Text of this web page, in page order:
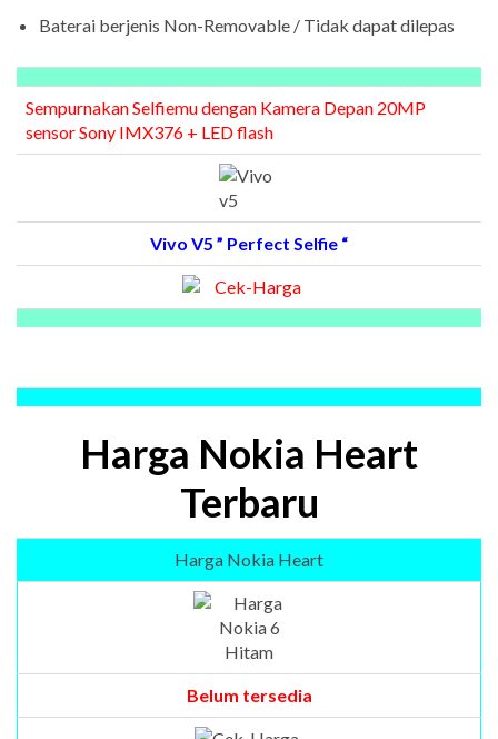
Baterai berjenis Non-Removable / Tidak dapat dilepas​
Sempurnakan Selfiemu dengan Kamera Depan 20MP
sensor Sony IMX376 + LED flash
Vivo V5 ” Perfect Selfie “
Harga Nokia Heart
Terbaru
Harga Nokia Heart
Belum tersedia